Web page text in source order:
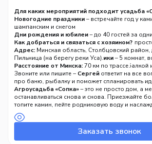
Для каких мероприятий подходит усадьба
Новогодние праздники– встречайте год у
шампанским и снегом
Дни рождения и юбилеи– до 40 гостей за
Семейный отдых с детьми– безопасно,
побегать
Дружеские встречи и девичники– 5 комнат,
Корпоративы– выезд на природу с рыбалкой
Как добраться и связаться с хозяином?
Адрес: Минская область, Столбцовский район,
Пильница (на берегу реки Уса).
Расстояние от Минска:70 км по трассе.
Звоните или пишите – Сергей ответит на все
про баню, рыбалку и поможет спланировать
Агроусадьба «Сопка»– это не просто дом, а
останавливаться снова и снова. Приезжайте
топите камин, пейте родниковую воду и
белорусской природой. Бронируйте на
– места быстро разбирают!
Заказать звонок